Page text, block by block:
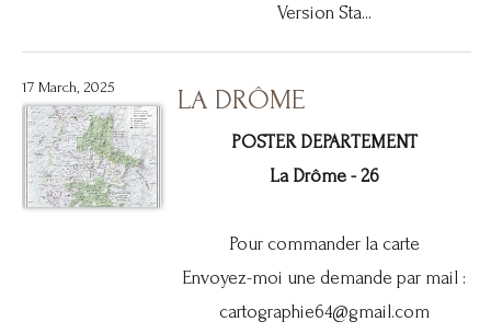
Version Sta...
17 March, 2025 LA DRÔME
POSTER DEPARTEMENT
La Drôme - 26
Pour commander la carte
Envoyez-moi une demande par mail :
cartographie64@gmail.com